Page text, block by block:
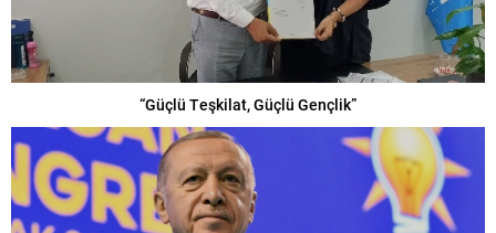
“Güçlü Teşkilat, Güçlü Gençlik”